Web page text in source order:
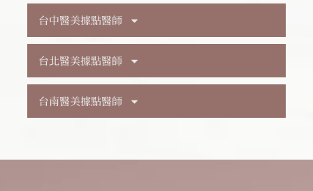
台中醫美據點醫師
台北醫美據點醫師
台南醫美據點醫師